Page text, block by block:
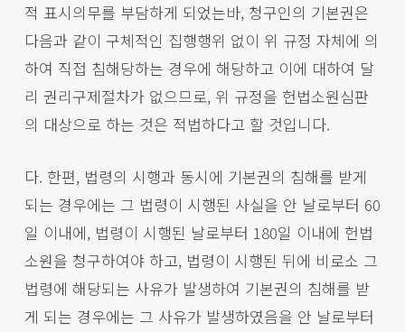
적 표시의무를 부담하게 되었는바, 청구인의 기본권은
다음과 같이 구체적인 집행행위 없이 위 규정 자체에 의
하여 직접 침해당하는 경우에 해당하고 이에 대하여 달
리 권리구제절차가 없으므로, 위 규정을 헌법소원심판
의 대상으로 하는 것은 적법하다고 할 것입니다.
다. 한편, 법령의 시행과 동시에 기본권의 침해를 받게
되는 경우에는 그 법령이 시행된 사실을 안 날로부터 60
일 이내에, 법령이 시행된 날로부터 180일 이내에 헌법
소원을 청구하여야 하고, 법령이 시행된 뒤에 비로소 그
법령에 해당되는 사유가 발생하여 기본권의 침해를 받
게 되는 경우에는 그 사유가 발생하였음을 안 날로부터